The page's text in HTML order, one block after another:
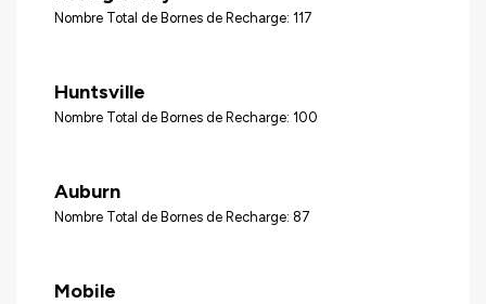
Nombre Total de Bornes de Recharge: 117
Huntsville
Nombre Total de Bornes de Recharge: 100
Auburn
Nombre Total de Bornes de Recharge: 87
Mobile